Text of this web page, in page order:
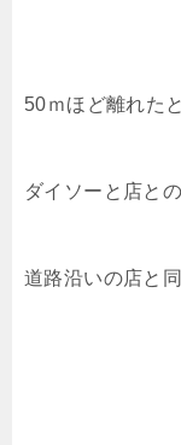
50ｍほど離れた
ダイソーと店と
道路沿いの店と